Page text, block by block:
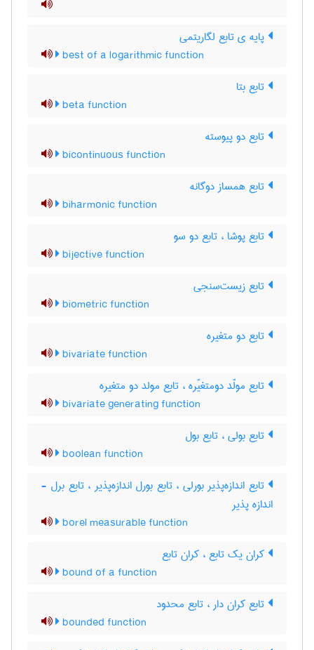
پایه ی تابع لگاریتمی
best of a logarithmic function
تابع بتا
beta function
تابع دو پیوسته
bicontinuous function
تابع همساز دوگانه
biharmonic function
تابع پوشا ، تابع دو سو
bijective function
تابع زیست‌سنجی
biometric function
تابع دو متغیره
bivariate function
تابع مولّد دومتغیّره ، تابع مولد دو متغیره
bivariate generating function
تابع بولی ، تابع بول
boolean function
تابع اندازه‌پذیر بورلی ، تابع بورل اندازه‌پذیر ، تابع برل -
اندازه پذیر
borel measurable function
کران یک تابع ، کران تابع
bound of a function
تابع کران دار ، تابع محدود
bounded function